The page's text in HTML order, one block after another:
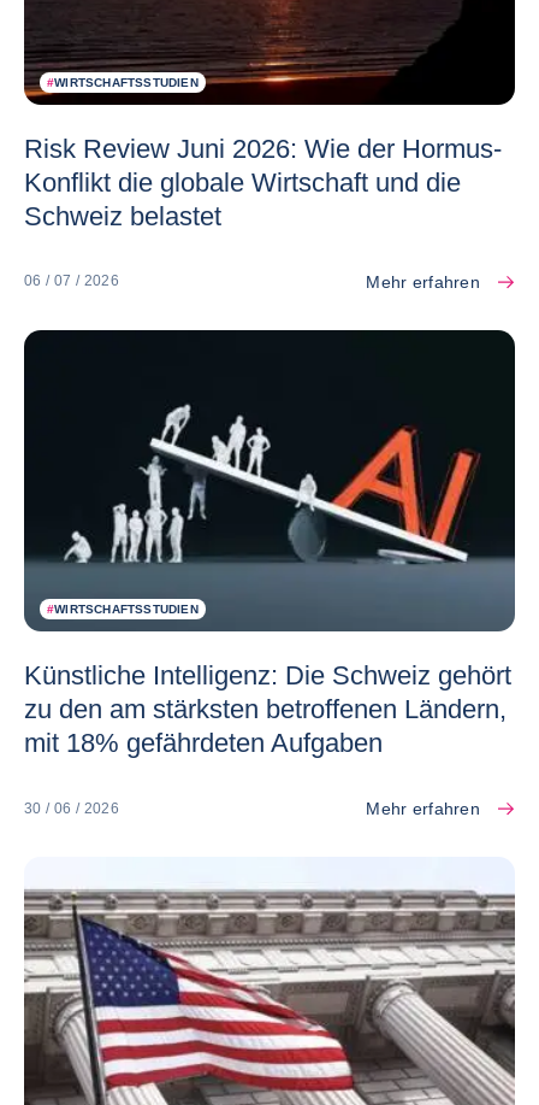
#WIRTSCHAFTSSTUDIEN
Risk Review Juni 2026: Wie der Hormus-
Konflikt die globale Wirtschaft und die
Schweiz belastet
06 / 07 / 2026 Mehr erfahren
#WIRTSCHAFTSSTUDIEN
Künstliche Intelligenz: Die Schweiz gehört
zu den am stärksten betroffenen Ländern,
mit 18% gefährdeten Aufgaben
30 / 06 / 2026 Mehr erfahren